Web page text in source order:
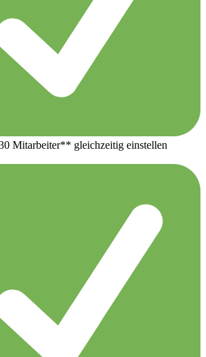
Mitarbeiter** gleichzeitig einstellen